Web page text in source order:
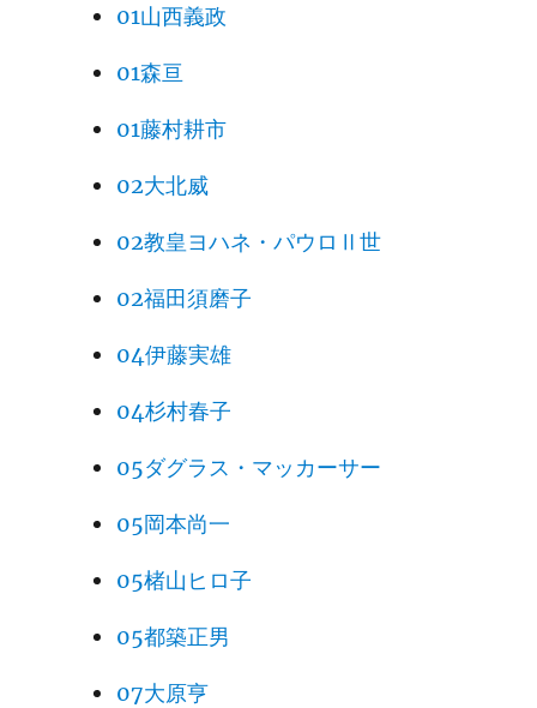
01山西義政
01森亘
01藤村耕市
02大北威
02教皇ヨハネ・パウロⅡ世
02福田須磨子
04伊藤実雄
04杉村春子
05ダグラス・マッカーサー
05岡本尚一
05楮山ヒロ子
05都築正男
07大原亨